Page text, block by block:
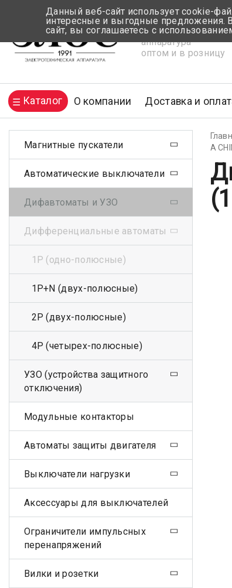
аппаратура
оптом и в розницу
Каталог О компании Доставка и
А
Магнитные пускатели
Автоматические выключатели
Дифавтоматы и УЗО
Дифференциальные автоматы
1Р (одно-полюсные)
1Р+N (двух-полюсные)
2Р (двух-полюсные)
4Р (четырех-полюсные)
УЗО (устройства защитного
отключения)
Модульные контакторы
Автоматы защиты двигателя
Выключатели нагрузки
Аксессуары для выключателей
Ограничители импульсных
перенапряжений
Вилки и розетки
Данный веб-сайт использует cookie-
интересные и выгодные предложения.
сайт, вы соглашаетесь с